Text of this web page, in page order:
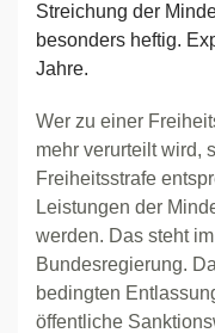
Streichung der
besonders heftig.
Jahre.
Wer zu einer
mehr verurteilt wird,
Freiheitsstrafe
Leistungen der
werden. Das steht
Bundesregierung.
bedingten
öffentliche